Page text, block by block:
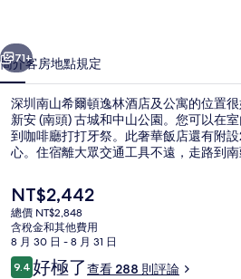
逸
林
酒
店
公
寓
的
個 下一個
71+
簡介客房地點規定
深圳南山希爾頓逸林酒店及公寓的位置
新安 (南頭) 古城和中山公園。您可以在
到咖啡廳打打牙祭。此奢華飯店還有附
心。住宿離大眾交通工具不遠，走路到南
目
前
的
價
格
是
NT$2,442
總價 NT$2,848
含稅金和其他費用
8 月 30 日 - 8 月 31 日
評
9.49.4 分，滿分 10 分，
好極了查看 288 則評論